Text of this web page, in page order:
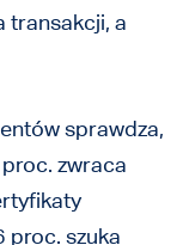
transakcji, a
sprawdza,
zwraca
proc. szuka